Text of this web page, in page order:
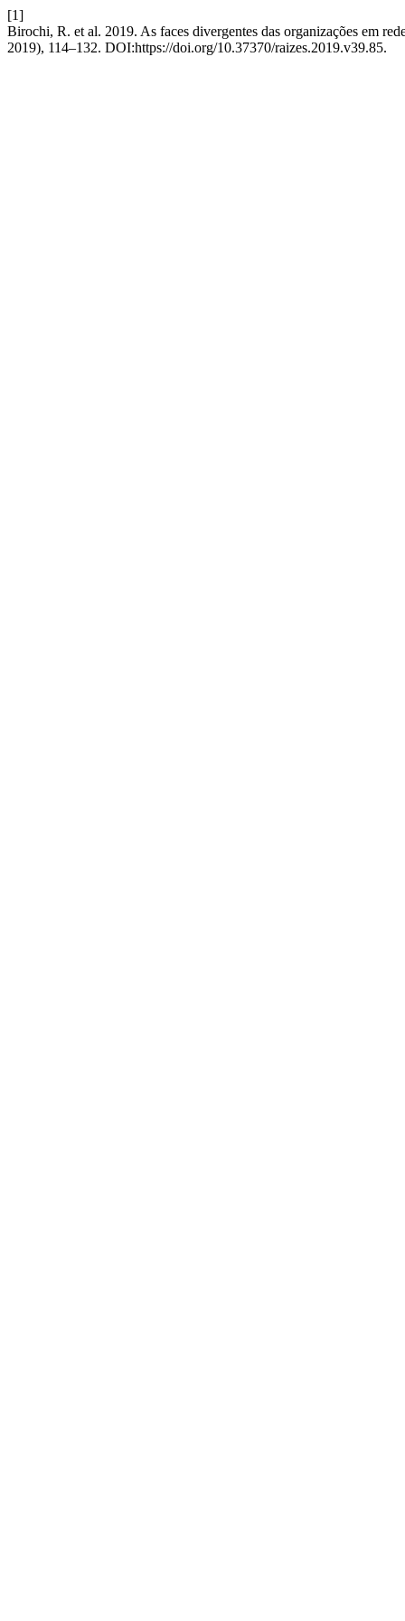
[1]
Birochi, R. et al. 2019. As faces divergentes das organizações em
2019), 114–132. DOI:https://doi.org/10.37370/raizes.2019.v39.85.